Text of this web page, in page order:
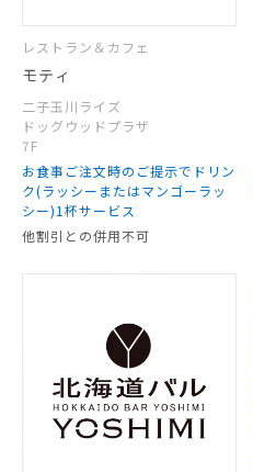
レストラン＆カフェ
モティ
二子玉川ライズ
ドッグウッドプラザ
7F
お食事ご注文時のご提示でドリン
ク(ラッシーまたはマンゴーラッ
シー)1杯サービス
他割引との併用不可